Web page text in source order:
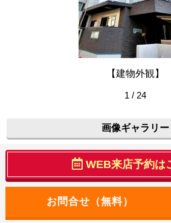
【建物外観】
1 / 24
画像ギャラリー
WEB来店予約は